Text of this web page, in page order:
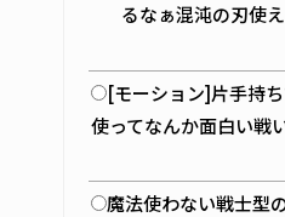
るなぁ混沌の刃使
[モーション]片手持
使ってなんか面白い戦
魔法使わない戦士型